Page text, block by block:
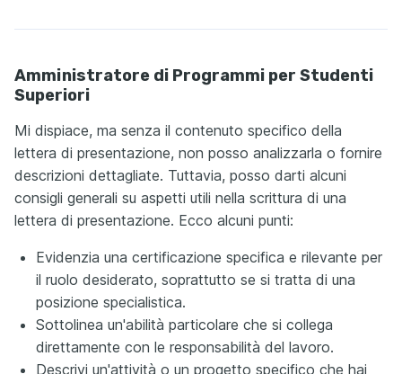
Amministratore di Programmi per Studenti
Superiori
Mi dispiace, ma senza il contenuto specifico della
lettera di presentazione, non posso analizzarla o fornire
descrizioni dettagliate. Tuttavia, posso darti alcuni
consigli generali su aspetti utili nella scrittura di una
lettera di presentazione. Ecco alcuni punti:
Evidenzia una certificazione specifica e rilevante per
il ruolo desiderato, soprattutto se si tratta di una
posizione specialistica.
Sottolinea un'abilità particolare che si collega
direttamente con le responsabilità del lavoro.
Descrivi un'attività o un progetto specifico che hai